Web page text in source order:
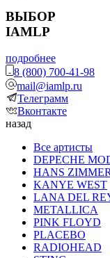
ВЫБОР
IAMLP
подробнее
8 (800) 700-41-98
mail@iamlp.ru
Телеграмм
Вконтакте
назад
Все артисты
DEPECHE
HANS ZIMMER
KANYE WEST
LANA DEL
METALLICA
PINK FLOYD
PLACEBO
RADIOHEAD